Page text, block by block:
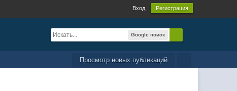
Вход Регистрация
Google поиск
Просмотр новых публикаций